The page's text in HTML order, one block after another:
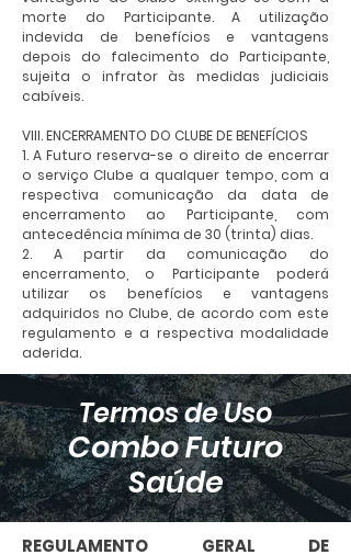
morte do Participante. A utilização
indevida de benefícios e vantagens
depois do falecimento do Participante,
sujeita o infrator às medidas judiciais
cabíveis.
VIII. ENCERRAMENTO DO CLUBE DE BENEFÍCIOS
1. A Futuro reserva-se o direito de encerrar
o serviço Clube a qualquer tempo, com a
respectiva comunicação da data de
encerramento ao Participante, com
antecedência mínima de 30 (trinta) dias.
2. A partir da comunicação do
encerramento, o Participante poderá
utilizar os benefícios e vantagens
adquiridos no Clube, de acordo com este
regulamento e a respectiva modalidade
aderida.
Termos de Uso
Combo Futuro
Saúde
REGULAMENTO GERAL DE